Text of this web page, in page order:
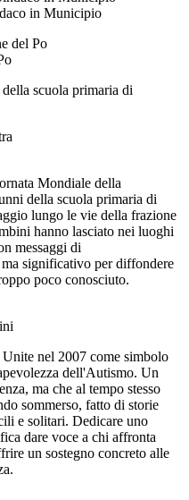
in Municipio
scuola primaria di
Mondiale della
della scuola primaria di
lungo le vie della frazione
hanno lasciato nei luoghi
messaggi di
significativo per diffondere
poco conosciuto.
nel 2007 come simbolo
dell'Autismo. Un
ma che al tempo stesso
sommerso, fatto di storie
e solitari. Dedicare uno
dare voce a chi affronta
un sostegno concreto alle